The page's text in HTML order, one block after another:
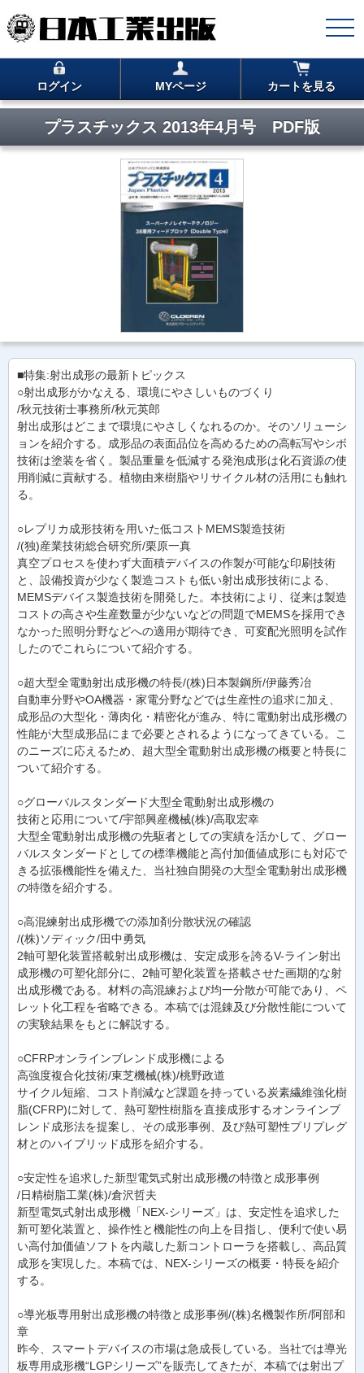
ログイン MYページ カートを見る
プラスチックス 2013年4月号 PDF版
■特集:射出成形の最新トピックス
○射出成形がかなえる、環境にやさしいものづくり
/秋元技術士事務所/秋元英郎
射出成形はどこまで環境にやさしくなれるのか。そのソリューシ
ョンを紹介する。成形品の表面品位を高めるための高転写やシボ
技術は塗装を省く。製品重量を低減する発泡成形は化石資源の使
用削減に貢献する。植物由来樹脂やリサイクル材の活用にも触れ
る。
○レプリカ成形技術を用いた低コストMEMS製造技術
/(独)産業技術総合研究所/栗原一真
真空プロセスを使わず大面積デバイスの作製が可能な印刷技術
と、設備投資が少なく製造コストも低い射出成形技術による、
MEMSデバイス製造技術を開発した。本技術により、従来は製造
コストの高さや生産数量が少ないなどの問題でMEMSを採用でき
なかった照明分野などへの適用が期待でき、可変配光照明を試作
したのでこれらについて紹介する。
○超大型全電動射出成形機の特長/(株)日本製鋼所/伊藤秀冶
自動車分野やOA機器・家電分野などでは生産性の追求に加え、
成形品の大型化・薄肉化・精密化が進み、特に電動射出成形機の
性能が大型成形品にまで必要とされるようになってきている。こ
のニーズに応えるため、超大型全電動射出成形機の概要と特長に
ついて紹介する。
○グローバルスタンダード大型全電動射出成形機の
技術と応用について/宇部興産機械(株)/高取宏幸
大型全電動射出成形機の先駆者としての実績を活かして、グロー
バルスタンダードとしての標準機能と高付加価値成形にも対応で
きる拡張機能性を備えた、当社独自開発の大型全電動射出成形機
の特徴を紹介する。
○高混練射出成形機での添加剤分散状況の確認
/(株)ソディック/田中勇気
2軸可塑化装置搭載射出成形機は、安定成形を誇るV-ライン射出
成形機の可塑化部分に、2軸可塑化装置を搭載させた画期的な射
出成形機である。材料の高混練および均一分散が可能であり、ペ
レット化工程を省略できる。本稿では混錬及び分散性能について
の実験結果をもとに解説する。
○CFRPオンラインブレンド成形機による
高強度複合化技術/東芝機械(株)/桃野政道
サイクル短縮、コスト削減など課題を持っている炭素繊維強化樹
脂(CFRP)に対して、熱可塑性樹脂を直接成形するオンラインブ
レンド成形法を提案し、その成形事例、及び熱可塑性プリプレグ
材とのハイブリッド成形を紹介する。
○安定性を追求した新型電気式射出成形機の特徴と成形事例
/日精樹脂工業(株)/倉沢哲夫
新型電気式射出成形機「NEX-シリーズ」は、安定性を追求した
新可塑化装置と、操作性と機能性の向上を目指し、便利で使い易
い高付加価値ソフトを内蔵した新コントローラを搭載し、高品質
成形を実現した。本稿では、NEX-シリーズの概要・特長を紹介
する。
○導光板専用射出成形機の特徴と成形事例/(株)名機製作所/阿部和
章
昨今、スマートデバイスの市場は急成長している。当社では導光
板専用成形機“LGPシリーズ”を販売してきたが、本稿では射出プ